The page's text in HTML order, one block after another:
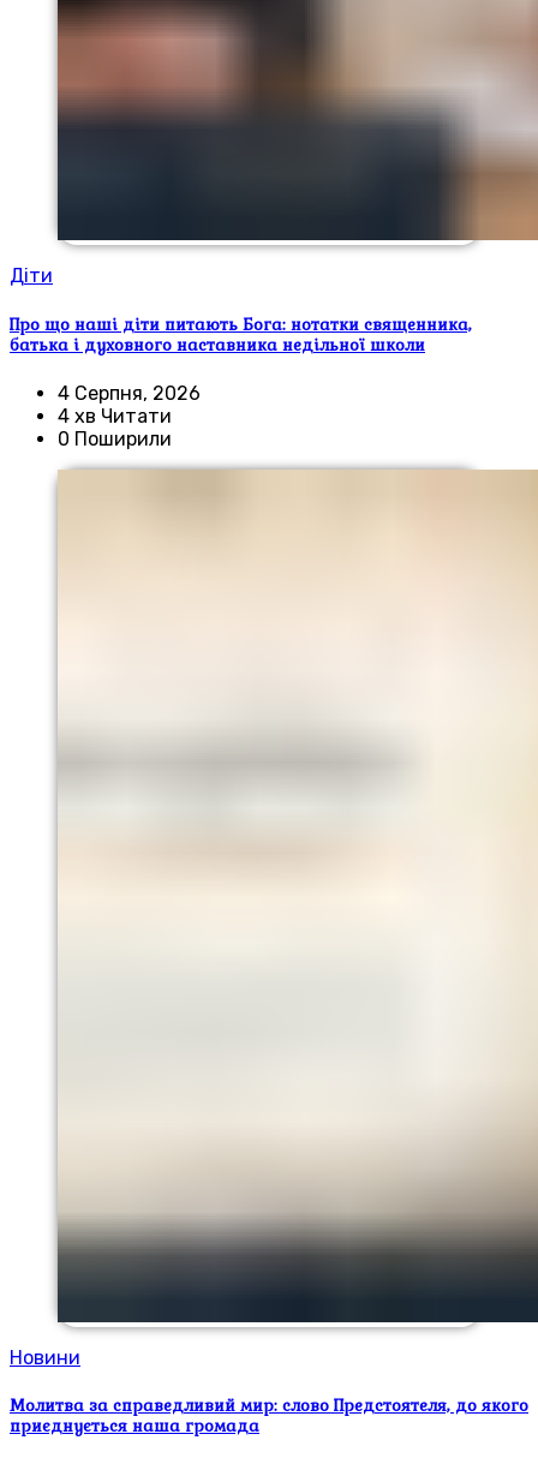
Діти
Про що наші діти питають Бога: нотатки священника,
батька і духовного наставника недільної школи
4 Серпня, 2026
4 хв Читати
0 Поширили
Новини
Молитва за справедливий мир: слово Предстоятеля, до якого
приєднується наша громада